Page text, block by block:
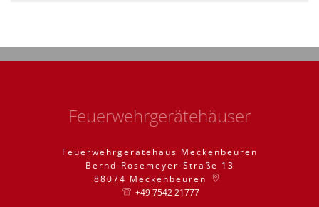
Feuerwehrgerätehäuser
Feuerwehrgerätehaus Meckenbeuren
Bernd-Rosemeyer-Straße 13
88074 Meckenbeuren
+49 7542 21777